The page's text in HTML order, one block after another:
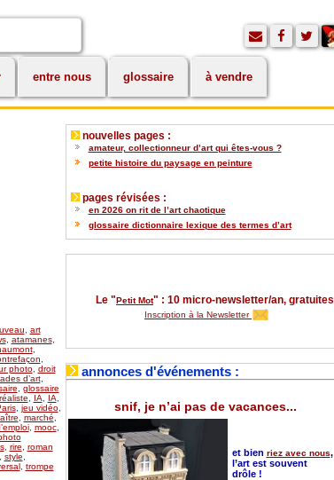
entre nous glossaire à vendre
art
, atamanes,
,
photo, droit
d’art,
glossaire
IA IA
, jeu vidéo,
marché
, mooc,
, rire
roman
style
, trompe
nouvelles pages :
amateur, collectionneur d’art qui êtes-vous ?
petite histoire du paysage en peinture
pages révisées :
en 2026 on rit de l’art chaotique
glossaire dictionnaire lexique des termes d’art
Le "Petit Mot" : 10 micro-newsletter/an, gratuites
Inscription à la Newsletter
annonces d'événements :
snif, je n’ai pas de vacances...
et bien riez avec nous,
l’art est souvent
drôle !